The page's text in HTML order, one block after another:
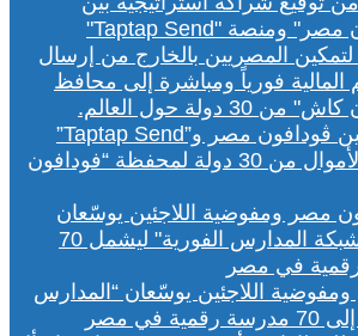
شراكة بين ڤودافون مصر و”Taptap Send”
لتحويل الأموال من 30 دولة لمحفظة “فودافون
ومفوضية اللاجئين يوسّعان “المدارس
في مصر